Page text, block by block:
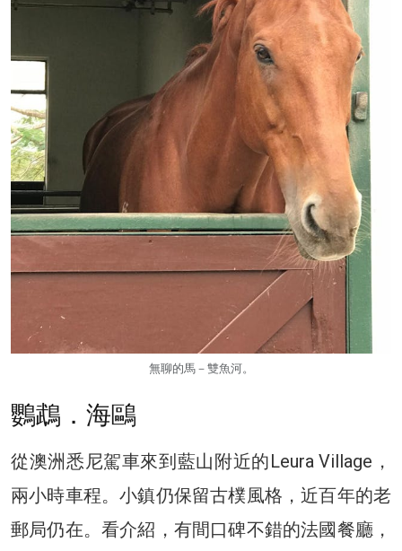
無聊的馬－雙魚河。
鸚鵡．海鷗
從澳洲悉尼駕車來到藍山附近的Leura Village，
兩小時車程。小鎮仍保留古樸風格，近百年的老
郵局仍在。看介紹，有間口碑不錯的法國餐廳，